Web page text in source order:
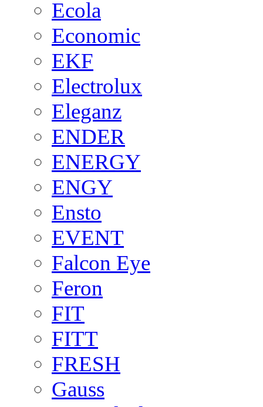
Ecola
Economic
EKF
Electrolux
Eleganz
ENDER
ENERGY
ENGY
Ensto
EVENT
Falcon Eye
Feron
FIT
FITT
FRESH
Gauss